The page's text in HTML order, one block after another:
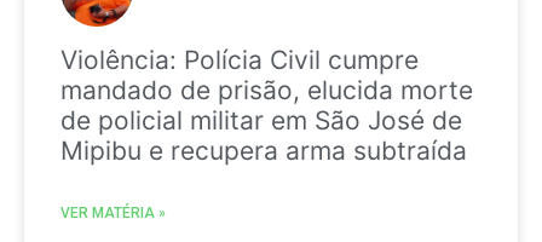
Violência: Polícia Civil cumpre
mandado de prisão, elucida morte
de policial militar em São José de
Mipibu e recupera arma subtraída
VER MATÉRIA »